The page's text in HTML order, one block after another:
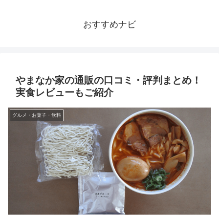
おすすめナビ
やまなか家の通販の口コミ・評判まとめ！
実食レビューもご紹介
グルメ・お菓子・飲料